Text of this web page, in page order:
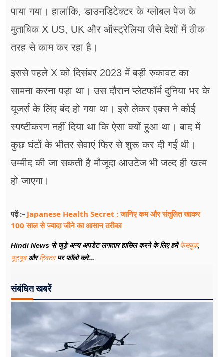
पाया गया। हालांकि, डाउनडिटेक्टर के ग्लोबल पेज के
मुताबिक X US, UK और ऑस्ट्रेलिया जैसे देशों में ठीक
तरह से काम कर रहा है।
इससे पहले X को दिसंबर 2023 में बड़ी रुकावट का
सामना करना पड़ा था। उस दौरान प्लेटफॉर्म दुनिया भर के
यूजर्स के लिए बंद हो गया था। इसे लेकर एक्स ने कोई
स्पष्टीकरण नहीं दिया था कि ऐसा क्यों हुआ था। बाद में
कुछ घंटों के भीतर सेवाएं फिर से शुरू कर दी गईं थी।
उम्मीद की जा सकती है मौजूदा आउटेज भी जल्द ही खत्म
हो जाएगा।
पढ़ें :- Japanese Health Secret : जानिए कम और संतुलित खाकर
100 साल से ज्यादा जीने का आसान तरीका
Hindi News से जुड़े अन्य अपडेट लगातार हासिल करने के लिए हमेंफेसबुक,
यूट्यूबऔरट्विटरपर फॉलो करे...
संबंधित खबरें